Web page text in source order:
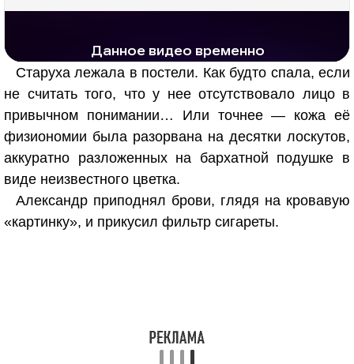
Старуха лежала в постели. Как будто спала, если
не считать того, что у нее отсутствовало лицо в
привычном понимании… Или точнее — кожа её
физиономии была разорвана на десятки лоскутов,
аккуратно разложенных на бархатной подушке в
виде неизвестного цветка.
Александр приподнял брови, глядя на кровавую
«картинку», и прикусил фильтр сигареты.